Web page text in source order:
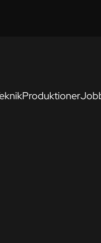
Produktioner